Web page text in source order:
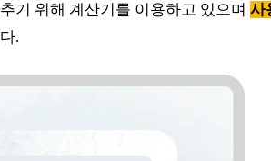
기 위해 계산기를 이용하고 있으며 사
.